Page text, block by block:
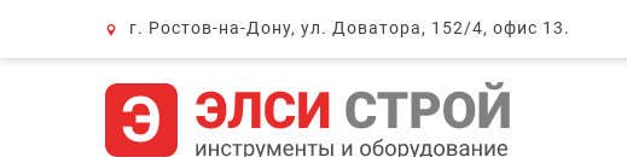
г. Ростов-на-Дону, ул. Доватора, 152/4, офис 13.